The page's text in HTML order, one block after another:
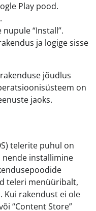
Play pood.
“Install”.
ja logige sisse
jõudlus
on
jaoks.
telerite puhul on
nende installimine
teleri menüüribalt,
Kui rakendust ei ole
“Content Store”